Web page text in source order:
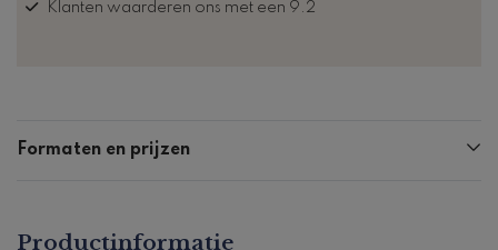
Klanten waarderen ons met een 9.2
Formaten en prijzen
Productinformatie